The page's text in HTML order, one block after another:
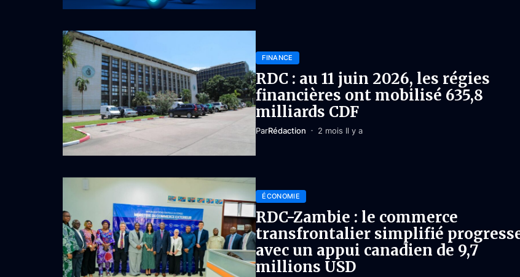
FINANCE
RDC : au 11 juin 2026, les régies
financières ont mobilisé 635,8
milliards CDF
ParRédaction 2 mois Il y a
ÉCONOMIE
RDC-Zambie : le commerce
transfrontalier simplifié
avec un appui canadien de 9,7
millions USD